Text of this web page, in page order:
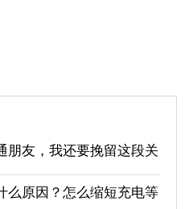
朋友，我还要挽留这段关
么原因？怎么缩短充电等